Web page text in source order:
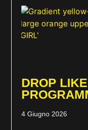
DROP
4 Giugno 2026